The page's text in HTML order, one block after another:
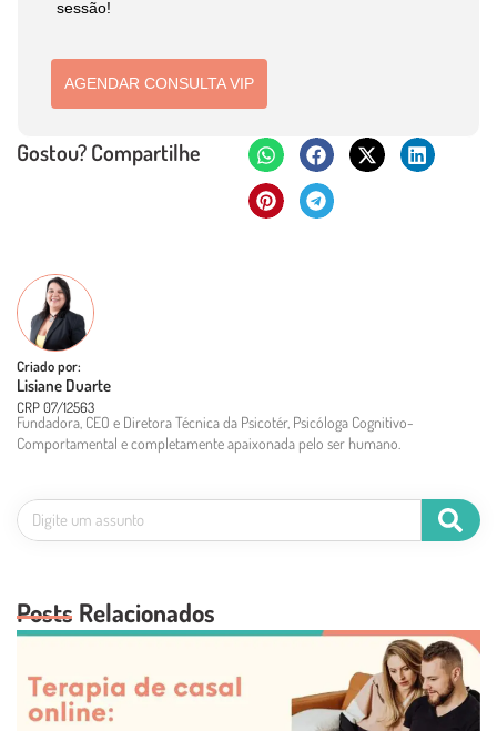
sessão!
AGENDAR CONSULTA VIP
Gostou? Compartilhe
Criado por:
Lisiane Duarte
CRP 07/12563
Fundadora, CEO e Diretora Técnica da Psicotér, Psicóloga Cognitivo-
Comportamental e completamente apaixonada pelo ser humano.
Posts Relacionados